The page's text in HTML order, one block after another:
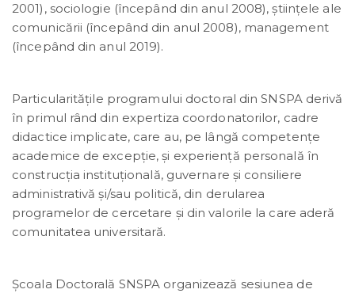
2001), sociologie (începând din anul 2008), științele ale
comunicării (începând din anul 2008), management
(începând din anul 2019).
Particularitățile programului doctoral din SNSPA derivă
în primul rând din expertiza coordonatorilor, cadre
didactice implicate, care au, pe lângă competenţe
academice de excepţie, și experienţă personală în
construcţia instituţională, guvernare și consiliere
administrativă și/sau politică, din derularea
programelor de cercetare şi din valorile la care aderă
comunitatea universitară.
Şcoala Doctorală SNSPA organizează sesiunea de